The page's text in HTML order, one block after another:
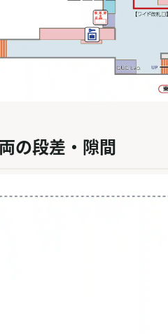
の段差・隙間